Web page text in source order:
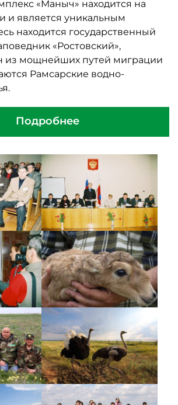
«Маныч» находится на
и является уникальным
находится государственный
«Ростовский»,
из мощнейших путей миграции
Рамсарские водно-
Подробнее